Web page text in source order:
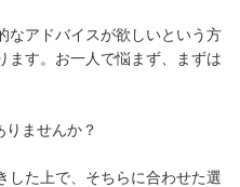
なアドバイスが欲しいという方
ます。お一人で悩まず、まずは
ませんか？
した上で、そちらに合わせた選